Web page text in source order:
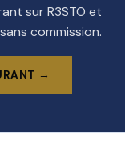
sur R3STO et
commission.
→